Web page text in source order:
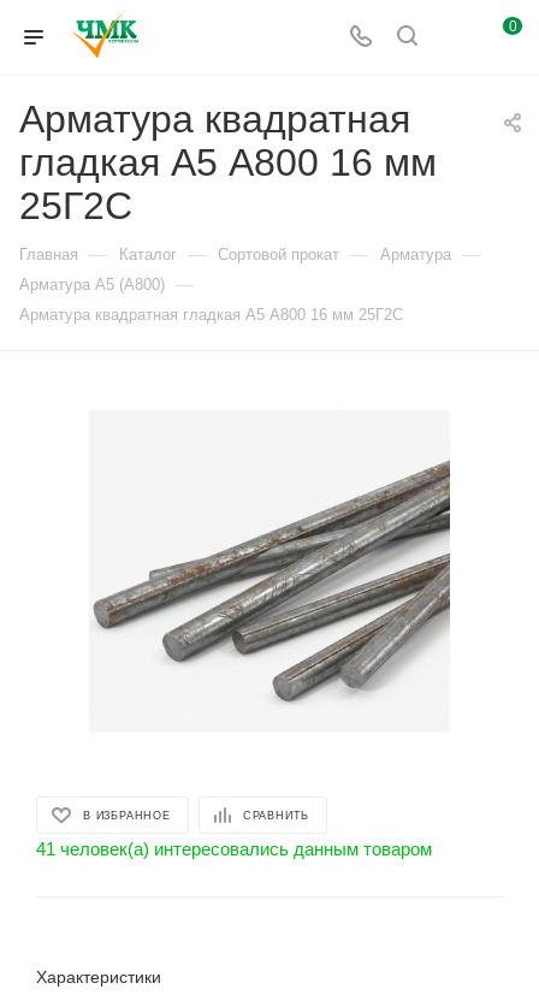
0
Арматура квадратная
гладкая А5 А800 16 мм
25Г2С
Главная — Каталог — Сортовой прокат — Арматура —
Арматура А5 (А800) —
Арматура квадратная гладкая А5 А800 16 мм 25Г2С
В ИЗБРАННОЕ СРАВНИТЬ
41 человек(а) интересовались данным товаром
Характеристики